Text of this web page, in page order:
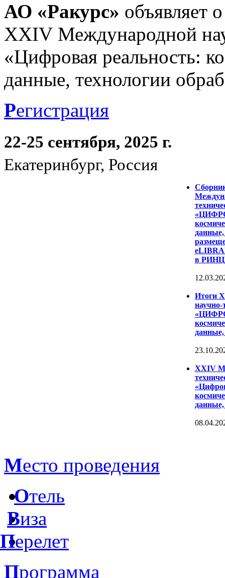
АО «Ракурс» объявляет
XXIV Международной
«Цифровая реальность:
данные, технологии
Регистрация
22-25 сентября, 2025 г.
Екатеринбург, Россия
данные,
в
Итоги
научно-
данные,
XXIV
данные,
Место проведения
Отель
Виза
Перелет
Программа